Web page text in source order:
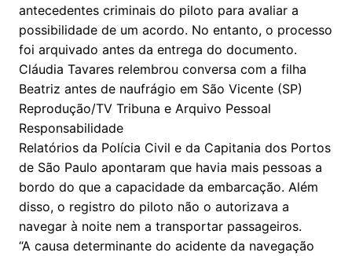
antecedentes criminais do piloto para avaliar a
possibilidade de um acordo. No entanto, o processo
foi arquivado antes da entrega do documento.
Cláudia Tavares relembrou conversa com a filha
Beatriz antes de naufrágio em São Vicente (SP)
Reprodução/TV Tribuna e Arquivo Pessoal
Responsabilidade
Relatórios da Polícia Civil e da Capitania dos Portos
de São Paulo apontaram que havia mais pessoas a
bordo do que a capacidade da embarcação. Além
disso, o registro do piloto não o autorizava a
navegar à noite nem a transportar passageiros.
“A causa determinante do acidente da navegação